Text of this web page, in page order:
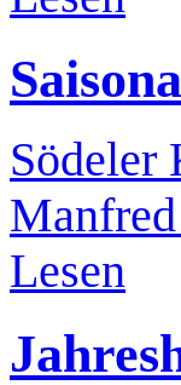
Södeler
Lesen